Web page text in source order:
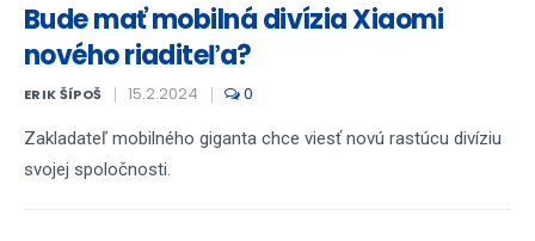
Bude mať mobilná divízia Xiaomi
nového riaditeľa?
ERIK ŠÍPOŠ 15.2.2024 0
Zakladateľ mobilného giganta chce viesť novú rastúcu divíziu
svojej spoločnosti.